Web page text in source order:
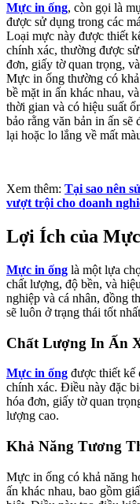
Mực in ống, còn gọi là
được sử dụng trong các
Loại mực này được thiết
chính xác, thường được
đơn, giấy tờ quan trọng,
Mực in ống thường có
bề mặt in ấn khác nhau,
thời gian và có hiệu suất
bảo rằng văn bản in ấn sẽ
lại hoặc lo lắng về mất
Xem thêm: Tại sao nên
vượt trội cho doanh
Lợi Ích của
Mực in ống là một lựa
chất lượng, độ bền, và
nghiệp và cá nhân, đồng
sẽ luôn ở trạng thái tốt
Chất Lượng In Ấn
Mực in ống được thiết kế
chính xác. Điều này đặc
hóa đơn, giấy tờ quan
lượng cao.
Khả Năng Tương
Mực in ống có khả năng
ấn khác nhau, bao gồm